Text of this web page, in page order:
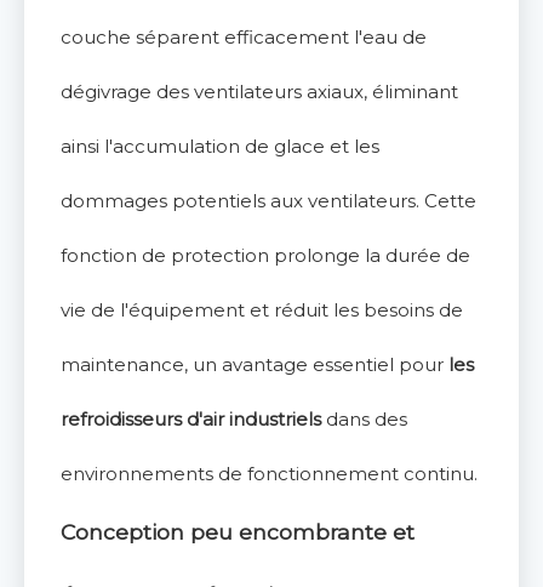
couche séparent efficacement l'eau de
dégivrage des ventilateurs axiaux, éliminant
ainsi l'accumulation de glace et les
dommages potentiels aux ventilateurs. Cette
fonction de protection prolonge la durée de
vie de l'équipement et réduit les besoins de
maintenance, un avantage essentiel pour les
refroidisseurs d'air industriels dans des
environnements de fonctionnement continu.
Conception peu encombrante et